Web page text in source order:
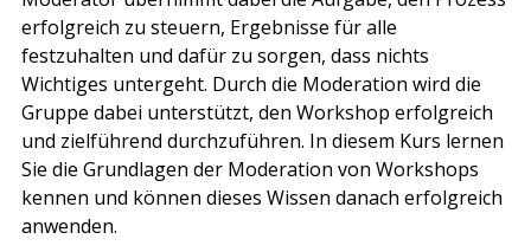
erfolgreich zu steuern, Ergebnisse für alle
festzuhalten und dafür zu sorgen, dass nichts
Wichtiges untergeht. Durch die Moderation wird die
Gruppe dabei unterstützt, den Workshop erfolgreich
und zielführend durchzuführen. In diesem Kurs lernen
Sie die Grundlagen der Moderation von Workshops
kennen und können dieses Wissen danach erfolgreich
anwenden.